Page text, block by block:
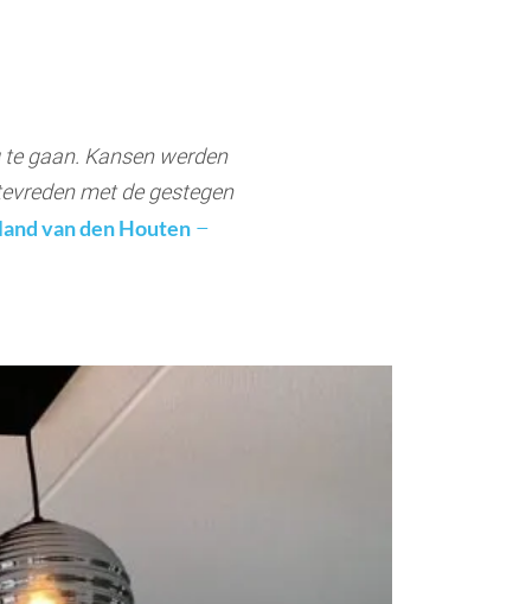
gaan. Kansen werden
met de gestegen
van den Houten –